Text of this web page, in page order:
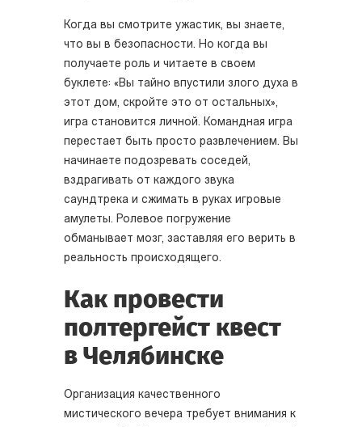
Когда вы смотрите ужастик, вы знаете,
что вы в безопасности. Но когда вы
получаете роль и читаете в своем
буклете: «Вы тайно впустили злого духа в
этот дом, скройте это от остальных»,
игра становится личной. Командная игра
перестает быть просто развлечением. Вы
начинаете подозревать соседей,
вздрагивать от каждого звука
саундтрека и сжимать в руках игровые
амулеты. Ролевое погружение
обманывает мозг, заставляя его верить в
реальность происходящего.
Как провести
полтергейст квест
в Челябинске
Организация качественного
мистического вечера требует внимания к